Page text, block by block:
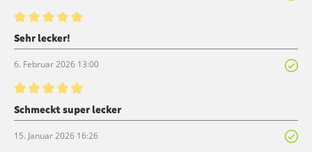
Bewertung mit 5 von 5 Sternen
Sehr lecker!
6. Februar 2026 13:00
Bewertung mit 5 von 5 Sternen
Schmeckt super lecker
15. Januar 2026 16:26